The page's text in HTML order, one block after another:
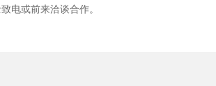
电或前来洽谈合作。